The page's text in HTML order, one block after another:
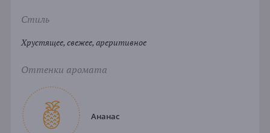
Стиль
Хрустящее, свежее, ареритивное
Оттенки аромата
Ананас